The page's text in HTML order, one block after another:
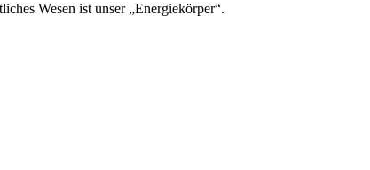
Wesen ist unser „Energiekörper“.